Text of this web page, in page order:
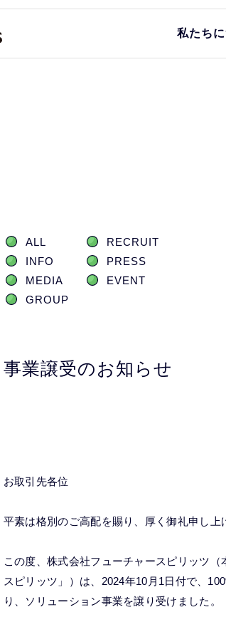
私たち
ALL
RECRUIT
INFO
PRESS
MEDIA
EVENT
GROUP
事業譲受のお知らせ
お取引先各位
平素は格別のご高配を賜り、厚く御礼申し上
この度、株式会社フューチャースピリッツ
スピリッツ」）は、2024年10月1日付で、
り、ソリューション事業を譲り受けました。